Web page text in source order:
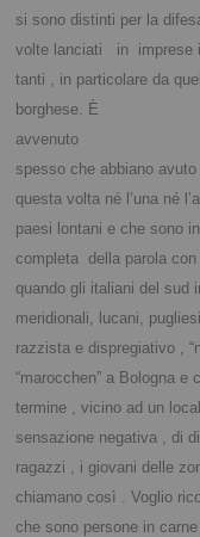
si sono distinti per la
volte lanciati   in
tanti , in particolare da
borghese. È
avvenuto
spesso che abbiano
questa volta né l’una né
paesi lontani e che sono
completa  della parola
quando gli italiani del sud
meridionali, lucani,
razzista e dispregiativo ,
“marocchen” a Bologna
termine , vicino ad un
sensazione negativa , di
ragazzi , i giovani delle
chiamano così . Voglio
che sono persone in